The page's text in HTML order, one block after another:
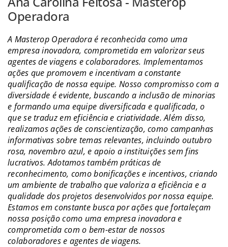
Operadora
A Masterop Operadora é reconhecida como uma
empresa inovadora, comprometida em valorizar seus
agentes de viagens e colaboradores. Implementamos
ações que promovem e incentivam a constante
qualificação de nossa equipe. Nosso compromisso com a
diversidade é evidente, buscando a inclusão de minorias
e formando uma equipe diversificada e qualificada, o
que se traduz em eficiência e criatividade. Além disso,
realizamos ações de conscientização, como campanhas
informativas sobre temas relevantes, incluindo outubro
rosa, novembro azul, e apoio a instituições sem fins
lucrativos. Adotamos também práticas de
reconhecimento, como bonificações e incentivos, criando
um ambiente de trabalho que valoriza a eficiência e a
qualidade dos projetos desenvolvidos por nossa equipe.
Estamos em constante busca por ações que fortaleçam
nossa posição como uma empresa inovadora e
comprometida com o bem-estar de nossos
colaboradores e agentes de viagens.